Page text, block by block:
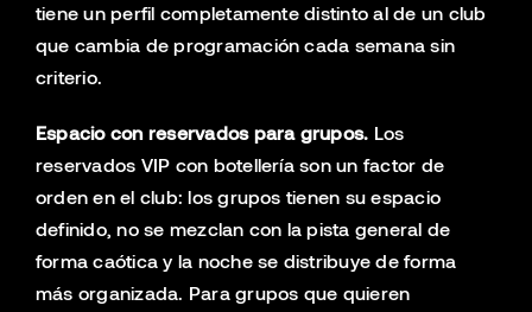
tiene un perfil completamente distinto al de un club
que cambia de programación cada semana sin
criterio.
Espacio con reservados para grupos. Los
reservados VIP con botellería son un factor de
orden en el club: los grupos tienen su espacio
definido, no se mezclan con la pista general de
forma caótica y la noche se distribuye de forma
más organizada. Para grupos que quieren